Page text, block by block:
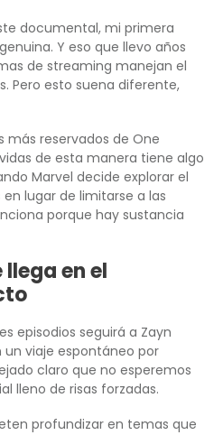
documental, mi primera
Y eso que llevo años
de streaming manejan el
Pero esto suena diferente,
más reservados de One
de esta manera tiene algo
Marvel decide explorar el
lugar de limitarse a las
porque hay sustancia
en el
episodios seguirá a Zayn
un viaje espontáneo por
claro que no esperemos
lleno de risas forzadas.
profundizar en temas que